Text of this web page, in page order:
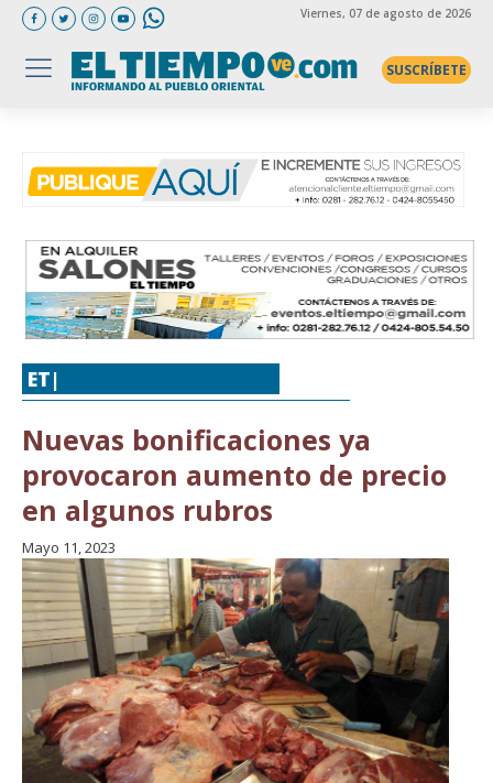
Viernes, 07 de agosto de 2026
SUSCRÍBETE
ET|
Nuevas bonificaciones ya
provocaron aumento de precio
en algunos rubros
Mayo 11, 2023